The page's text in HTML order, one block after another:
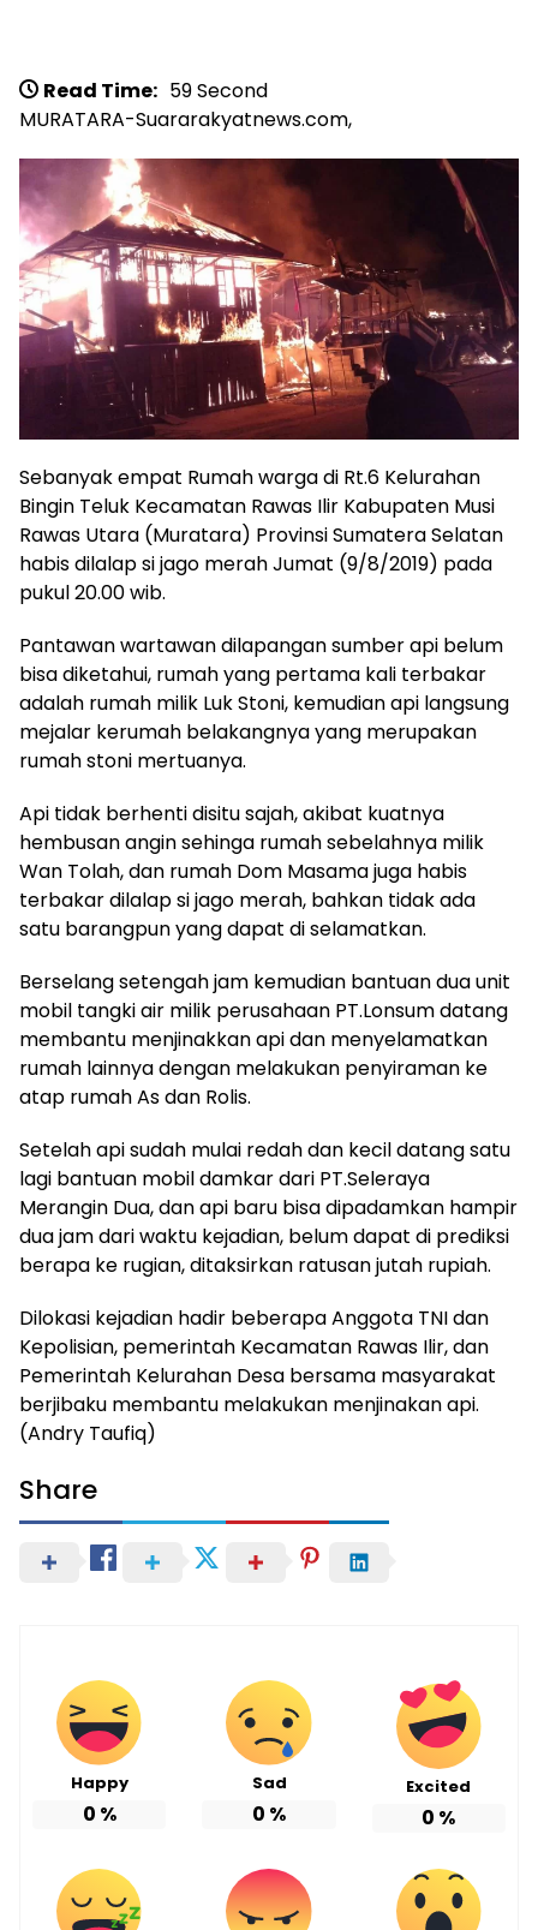
Read Time: 59 Second
MURATARA-Suararakyatnews.com,
Sebanyak empat Rumah warga di Rt.6 Kelurahan
Bingin Teluk Kecamatan Rawas Ilir Kabupaten Musi
Rawas Utara (Muratara) Provinsi Sumatera Selatan
habis dilalap si jago merah Jumat (9/8/2019) pada
pukul 20.00 wib.
Pantawan wartawan dilapangan sumber api belum
bisa diketahui, rumah yang pertama kali terbakar
adalah rumah milik Luk Stoni, kemudian api langsung
mejalar kerumah belakangnya yang merupakan
rumah stoni mertuanya.
Api tidak berhenti disitu sajah, akibat kuatnya
hembusan angin sehinga rumah sebelahnya milik
Wan Tolah, dan rumah Dom Masama juga habis
terbakar dilalap si jago merah, bahkan tidak ada
satu barangpun yang dapat di selamatkan.
Berselang setengah jam kemudian bantuan dua unit
mobil tangki air milik perusahaan PT.Lonsum datang
membantu menjinakkan api dan menyelamatkan
rumah lainnya dengan melakukan penyiraman ke
atap rumah As dan Rolis.
Setelah api sudah mulai redah dan kecil datang satu
lagi bantuan mobil damkar dari PT.Seleraya
Merangin Dua, dan api baru bisa dipadamkan hampir
dua jam dari waktu kejadian, belum dapat di prediksi
berapa ke rugian, ditaksirkan ratusan jutah rupiah.
Dilokasi kejadian hadir beberapa Anggota TNI dan
Kepolisian, pemerintah Kecamatan Rawas Ilir, dan
Pemerintah Kelurahan Desa bersama masyarakat
berjibaku membantu melakukan menjinakan api.
(Andry Taufiq)
Share
Happy
0 %
Sad
0 %
Excited
0 %